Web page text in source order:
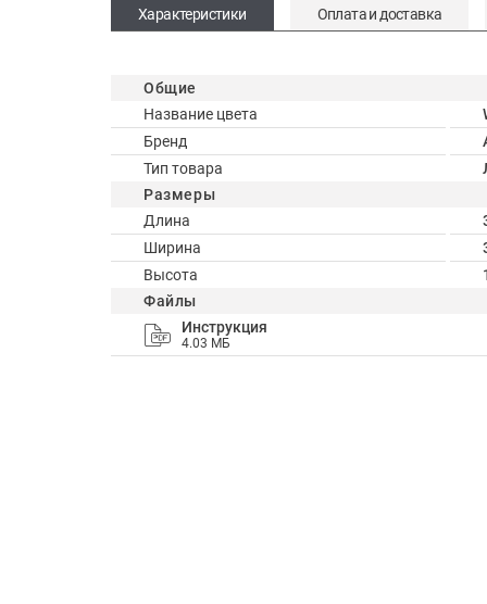
Характеристики Оплата и доставка
Общие
Название цвета
Бренд
Тип товара
Размеры
Длина
Ширина
Высота
Файлы
Инструкция
4.03 МБ